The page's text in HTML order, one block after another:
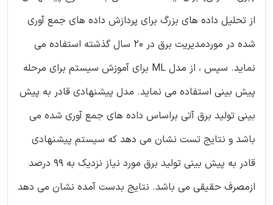
از تحلیل داده های بزرگ برای پردازش داده های جمع آوری
شده در موردمدیریت برق در 20 سال گذشته استفاده می
نماید. سپس ، از مدل ML برای آموزش سیستم برای مرحله
پیش بینی استفاده می نماید. مدل پیشنهادی قادر به پیش
بینی تولید برق آتی براساس داده های جمع آوری شده می
باشد و نتایج تست نشان می دهد که سیستم پیشنهادی
قادر به پیش بینی تولید برق مورد نیاز نزدیک به 99 درصد
ازمصرف حقیقی می باشد. نتایج بدست آمده نشان می دهد